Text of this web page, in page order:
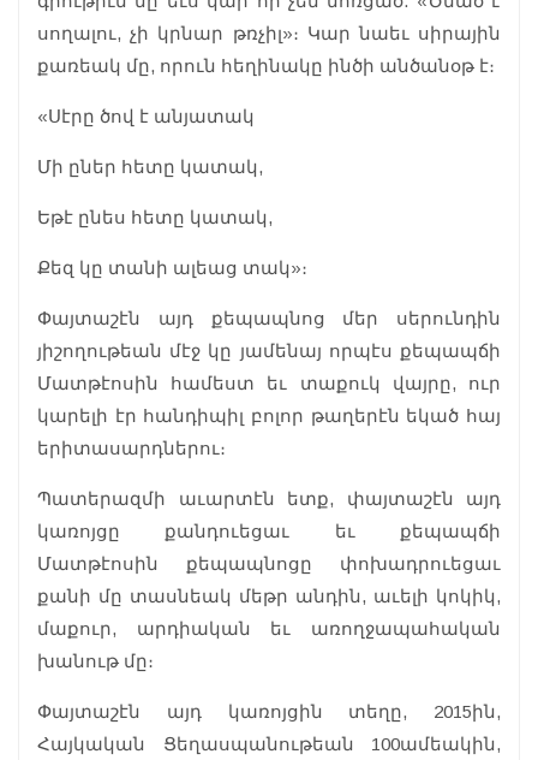
սողալու, չի կրնար թռչիլ»։ Կար նաեւ սիրային
քառեակ մը, որուն հեղինակը ինծի անծանօթ է։
«Սէրը ծով է անյատակ
Մի ըներ հետը կատակ,
Եթէ ընես հետը կատակ,
Քեզ կը տանի ալեաց տակ»։
Փայտաշէն այդ քեպապնոց մեր սերունդին
յիշողութեան մէջ կը յամենայ որպէս քեպապճի
Մատթէոսին համեստ եւ տաքուկ վայրը, ուր
կարելի էր հանդիպիլ բոլոր թաղերէն եկած հայ
երիտասարդներու։
Պատերազմի աւարտէն ետք, փայտաշէն այդ
կառոյցը քանդուեցաւ եւ քեպապճի
Մատթէոսին քեպապնոցը փոխադրուեցաւ
քանի մը տասնեակ մեթր անդին, աւելի կոկիկ,
մաքուր, արդիական եւ առողջապահական
խանութ մը։
Փայտաշէն այդ կառոյցին տեղը, 2015ին,
Հայկական Ցեղասպանութեան 100ամեակին,